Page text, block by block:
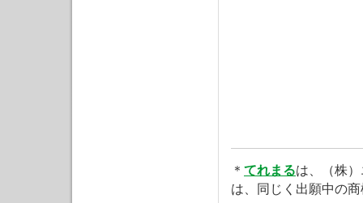
＊ てれまるは、（株
は、同じく出願中の